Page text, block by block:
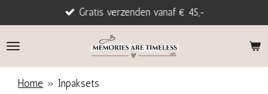
direct
naar
Gratis verzenden vanaf € 45,-
Home » Inpaksets